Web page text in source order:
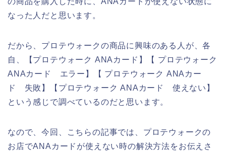
なった人だと思います。
だから、プロテウォークの商品に興味のある人が、各
自、【プロテウォーク ANAカード】【 プロテウォーク
ANAカード エラー】【 プロテウォーク ANAカー
ド 失敗】【プロテウォーク ANAカード 使えない】
という感じで調べているのだと思います。
なので、今回、こちらの記事では、プロテウォークの
お店でANAカードが使えない時の解決方法をお伝えさ